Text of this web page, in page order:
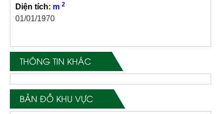
Diện tích: m 2
01/01/1970
THÔNG TIN KHÁC
BẢN ĐỒ KHU VỰC